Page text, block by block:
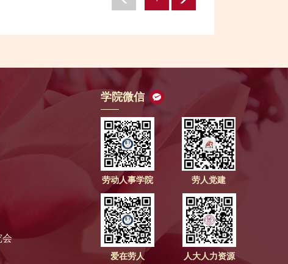
会
学院微信
劳动人事学院 劳人党建
爱在劳人 人大人力资源